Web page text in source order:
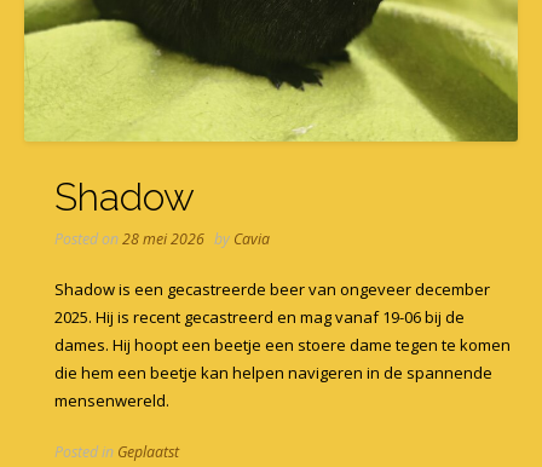
Shadow
Posted on28 mei 2026 by Cavia
Shadow is een gecastreerde beer van ongeveer december
2025. Hij is recent gecastreerd en mag vanaf 19-06 bij de
dames. Hij hoopt een beetje een stoere dame tegen te komen
die hem een beetje kan helpen navigeren in de spannende
mensenwereld.
Posted in Geplaatst